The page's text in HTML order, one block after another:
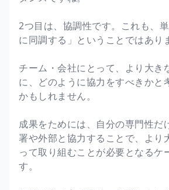
2つ目は、協調性です。これも、
に同調する」ということではあり
チーム・会社にとって、より大き
に、どのように協力をすべきかと
かもしれません。
成果をためには、自分の専門性だ
署や外部と協力することで、より
って取り組むことが必要となるケ
す。